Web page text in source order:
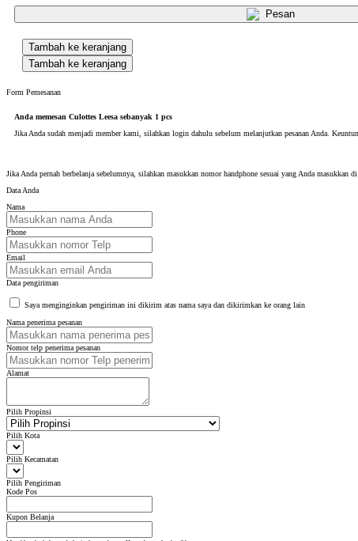
Pesan
Tambah ke keranjang
Tambah ke keranjang
Form Pemesanan
Anda memesan Culottes Leesa sebanyak 1 pcs
Jika Anda sudah menjadi member kami, silahkan login dahulu sebelum melanjutkan pesanan Anda.
Jika Anda pernah berbelanja sebelumnya, silahkan masukkan nomor handphone sesuai yang Anda masukkan di
Data Anda
Nama
Phone
Email
Data pengiriman
Saya menginginkan pengiriman ini dikirim atas nama saya dan dikirimkan ke orang lain
Nama penerima pesanan
Nomor telp penerima pesanan
Alamat
Pilih Propinsi
Pilih Kota
Pilih Kecamatan
Pilih Pengiriman
Kode Pos
Kupon Belanja